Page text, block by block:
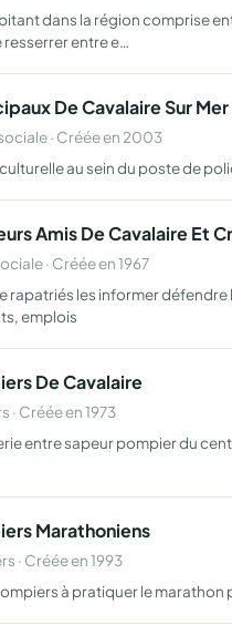
dans la région comprise
entre e…
De Cavalaire Sur
· Créée en 2003
au sein du poste de
Amis De Cavalaire Et
· Créée en 1967
rapatriés les informer
emplois
De Cavalaire
· Créée en 1973
entre sapeur pompier du
Marathoniens
· Créée en 1993
à pratiquer le marathon